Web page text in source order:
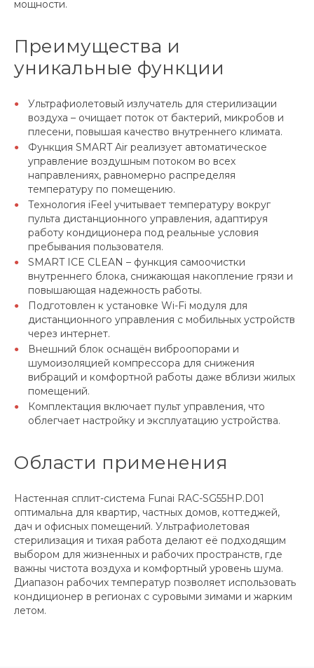
мощности.
Преимущества и
уникальные функции
Ультрафиолетовый излучатель для стерилизации
воздуха – очищает поток от бактерий, микробов и
плесени, повышая качество внутреннего климата.
Функция SMART Air реализует автоматическое
управление воздушным потоком во всех
направлениях, равномерно распределяя
температуру по помещению.
Технология iFeel учитывает температуру вокруг
пульта дистанционного управления, адаптируя
работу кондиционера под реальные условия
пребывания пользователя.
SMART ICE CLEAN – функция самоочистки
внутреннего блока, снижающая накопление грязи и
повышающая надежность работы.
Подготовлен к установке Wi-Fi модуля для
дистанционного управления с мобильных устройств
через интернет.
Внешний блок оснащён виброопорами и
шумоизоляцией компрессора для снижения
вибраций и комфортной работы даже вблизи жилых
помещений.
Комплектация включает пульт управления, что
облегчает настройку и эксплуатацию устройства.
Области применения
Настенная сплит-система Funai RAC-SG55HP.D01
оптимальна для квартир, частных домов, коттеджей,
дач и офисных помещений. Ультрафиолетовая
стерилизация и тихая работа делают её подходящим
выбором для жизненных и рабочих пространств, где
важны чистота воздуха и комфортный уровень шума.
Диапазон рабочих температур позволяет использовать
кондиционер в регионах с суровыми зимами и жарким
летом.